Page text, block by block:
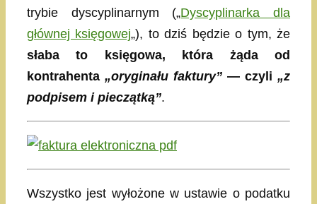
trybie dyscyplinarnym („Dyscyplinarka dla
głównej księgowej„), to dziś będzie o tym, że
słaba to księgowa, która żąda od
kontrahenta „oryginału faktury” — czyli „z
podpisem i pieczątką”.
Wszystko jest wyłożone w ustawie o podatku